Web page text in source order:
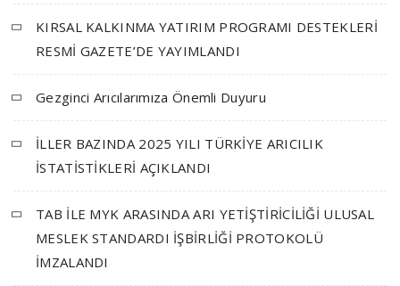
KIRSAL KALKINMA YATIRIM PROGRAMI DESTEKLERİ
RESMİ GAZETE’DE YAYIMLANDI
Gezginci Arıcılarımıza Önemli Duyuru
İLLER BAZINDA 2025 YILI TÜRKİYE ARICILIK
İSTATİSTİKLERİ AÇIKLANDI
TAB İLE MYK ARASINDA ARI YETİŞTİRİCİLİĞİ ULUSAL
MESLEK STANDARDI İŞBİRLİĞİ PROTOKOLÜ
İMZALANDI